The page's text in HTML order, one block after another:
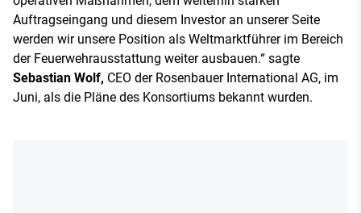
Auftragseingang und diesem Investor an unserer Seite
werden wir unsere Position als Weltmarktführer im Bereich
der Feuerwehrausstattung weiter ausbauen.“ sagte
Sebastian Wolf, CEO der Rosenbauer International AG, im
Juni, als die Pläne des Konsortiums bekannt wurden.